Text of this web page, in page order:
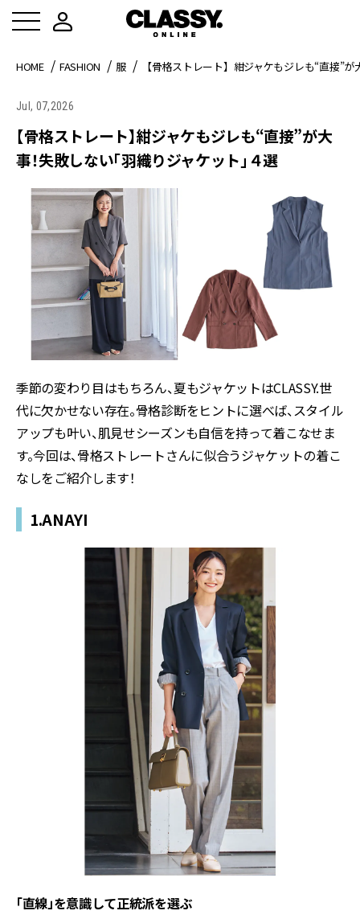
HOME FASHION 服 【骨格ストレート】紺ジャケもジレも“直接”
Jul, 07,2026
【骨格ストレート】紺ジャケもジレも“直接”が大
事！失敗しない「羽織りジャケット」４選
季節の変わり目はもちろん、夏もジャケットはCLASSY.世
代に欠かせない存在。骨格診断をヒントに選べば、スタイル
アップも叶い、肌見せシーズンも自信を持って着こなせま
す。今回は、骨格ストレートさんに似合うジャケットの着こ
なしをご紹介します！
1.ANAYI
「直線」を意識して正統派を選ぶ